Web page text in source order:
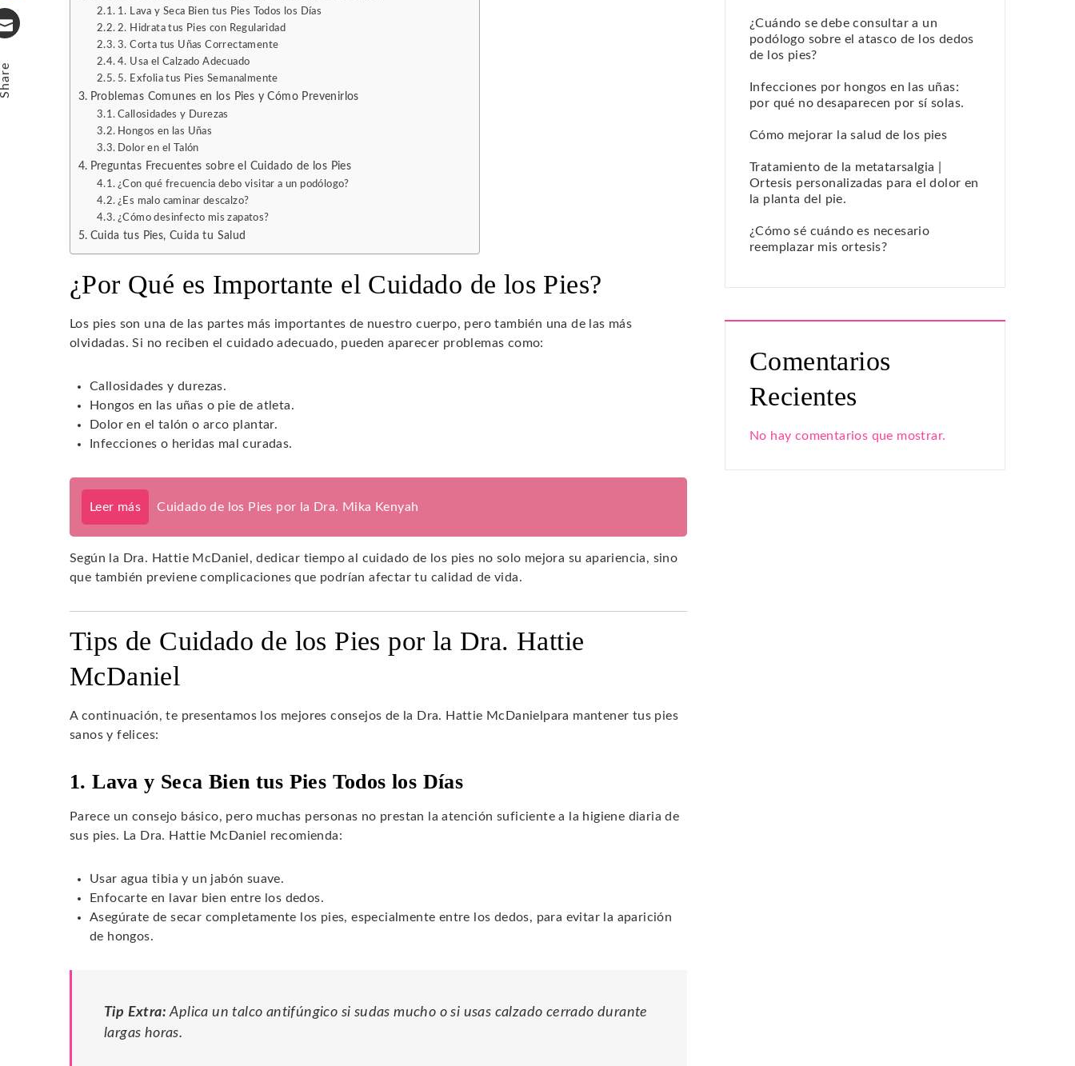
Stumbleupon
1. Lava y Seca Bien tus Pies Todos los Días
2. Hidrata tus Pies con Regularidad
3. Corta tus Uñas Correctamente
4. Usa el Calzado Adecuado
5. Exfolia tus Pies Semanalmente
Problemas Comunes en los Pies y Cómo Prevenirlos
Callosidades y Durezas
Hongos en las Uñas
Dolor en el Talón
Preguntas Frecuentes sobre el Cuidado de los Pies
¿Con qué frecuencia debo visitar a un podólogo?
¿Es malo caminar descalzo?
¿Cómo desinfecto mis zapatos?
Cuida tus Pies, Cuida tu Salud
¿Por Qué es Importante el Cuidado de los Pies?
Los pies son una de las partes más importantes de nuestro cuerpo, pero también una de las más
olvidadas. Si no reciben el cuidado adecuado, pueden aparecer problemas como:
Callosidades y durezas.
Hongos en las uñas o pie de atleta.
Dolor en el talón o arco plantar.
Infecciones o heridas mal curadas.
Leer más Cuidado de los Pies por la Dra. Mika Kenyah
Según la Dra. Hattie McDaniel, dedicar tiempo al cuidado de los pies no solo mejora su apariencia, sino
que también previene complicaciones que podrían afectar tu calidad de vida.
Tips de Cuidado de los Pies por la Dra. Hattie
McDaniel
A continuación, te presentamos los mejores consejos de la Dra. Hattie McDanielpara mantener tus pies
sanos y felices:
1. Lava y Seca Bien tus Pies Todos los Días
Parece un consejo básico, pero muchas personas no prestan la atención suficiente a la higiene diaria de
sus pies. La Dra. Hattie McDaniel recomienda:
Usar agua tibia y un jabón suave.
Enfocarte en lavar bien entre los dedos.
Asegúrate de secar completamente los pies, especialmente entre los dedos, para evitar la aparición
de hongos.
Tip Extra: Aplica un talco antifúngico si sudas mucho o si usas calzado cerrado durante
largas horas.
¿Cuándo se debe consultar a un
podólogo sobre el atasco de los dedos
de los pies?
Infecciones por hongos en las uñas:
por qué no desaparecen por sí solas.
Cómo mejorar la salud de los pies
Tratamiento de la metatarsalgia |
Ortesis personalizadas para el dolor en
la planta del pie.
¿Cómo sé cuándo es necesario
reemplazar mis ortesis?
Comentarios
Recientes
No hay comentarios que mostrar.